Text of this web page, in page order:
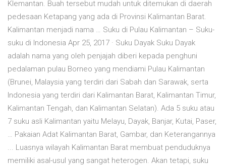
Klemantan. Buah tersebut mudah untuk ditemukan di daerah
pedesaan Ketapang yang ada di Provinsi Kalimantan Barat.
Kalimantan menjadi nama … Suku di Pulau Kalimantan – Suku-
suku di Indonesia Apr 25, 2017 · Suku Dayak Suku Dayak
adalah nama yang oleh penjajah diberi kepada penghuni
pedalaman pulau Borneo yang mendiami Pulau Kalimantan
(Brunei, Malaysia yang terdiri dari Sabah dan Sarawak, serta
Indonesia yang terdiri dari Kalimantan Barat, Kalimantan Timur,
Kalimantan Tengah, dan Kalimantan Selatan). Ada 5 suku atau
7 suku asli Kalimantan yaitu Melayu, Dayak, Banjar, Kutai, Paser,
… Pakaian Adat Kalimantan Barat, Gambar, dan Keterangannya
... Luasnya wilayah Kalimantan Barat membuat penduduknya
memiliki asal-usul yang sangat heterogen. Akan tetapi, suku